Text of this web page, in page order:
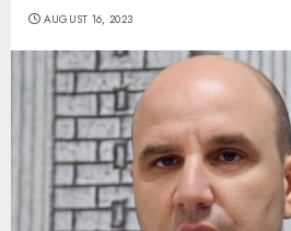
AUGUST 16, 2023